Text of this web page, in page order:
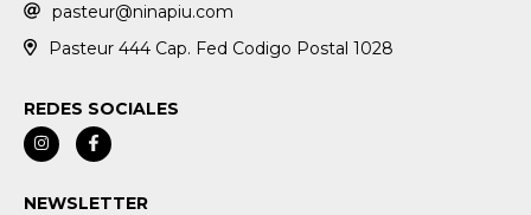
pasteur@ninapiu.com
Pasteur 444 Cap. Fed Codigo Postal 1028
REDES SOCIALES
NEWSLETTER